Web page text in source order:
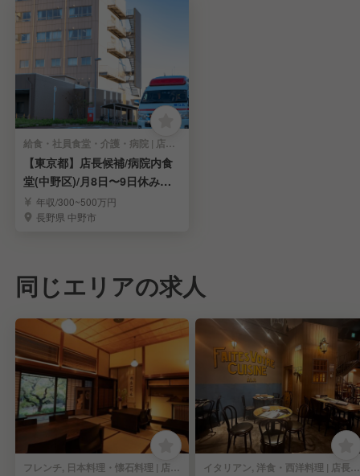
給食・社員食堂・介護・病院 | 店長・店長候補
【東京都】店長候補/病院内食
堂(中野区)/月8日〜9日休み＊
賞与あり＊家賃手当あり
年収/300~500万円
長野県 中野市
同じエリアの求人
フレンチ, 日本料理・懐石料理 | 店長・店長候補 イタリアン, 洋食・西洋料理 | 店長・店長候補